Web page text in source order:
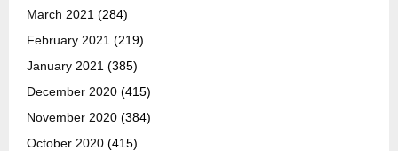
March 2021 (284)
February 2021 (219)
January 2021 (385)
December 2020 (415)
November 2020 (384)
October 2020 (415)